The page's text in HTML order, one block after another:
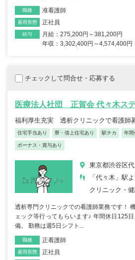
職種 准看護師
雇用形態 正社員
給与
月給：275,200円～381,200円
年収：3,302,400円～4,574,400円
チェックして問合せ・応募する
医療法人社団 正賀会 代々木ス
福利厚生充実 透析クリニックで看護師
住宅手当あり 寮・借上住宅あり 駅チカ 年間
ボーナス・賞与あり
東京都渋谷区
「代々木」駅
クリニック・
透析専門クリニックでの看護師業務です！
ェック等行ってもらいます♪ 年間休日125
備。 勤務は週5日シフト...
職種 正看護師
雇用形態 正社員